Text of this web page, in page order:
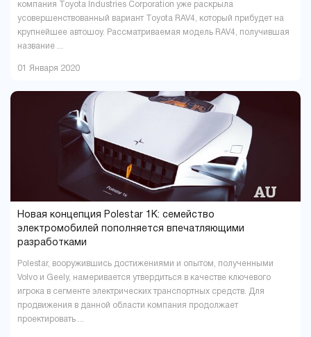
компания Toyota Industries Corporation уже раскрыла
усовершенствованный вариант Toyota RAV4, который прибудет на
крупнейшее автошоу. Рассматриваемая модель RAV4, получившая
название ...
01 Января 2020
Новая концепция Polestar 1K: семейство
электромобилей пополняется впечатляющими
разработками
Polestar, вооружившись достижениями и опытом, полученными
Volvo и Geely, намеривается утвердиться в качестве ключевого
игрока в сегменте электрических транспортных средств. Для
продвижения в данной области компания продолжает
проектировать ...